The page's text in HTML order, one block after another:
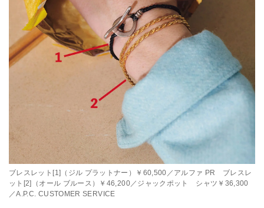
ブレスレット[1]（ジル プラットナー）￥60,500／アルファ PR ブレスレ
ット[2]（オール ブルース）￥46,200／ジャックポット シャツ￥36,300
／A.P.C. CUSTOMER SERVICE